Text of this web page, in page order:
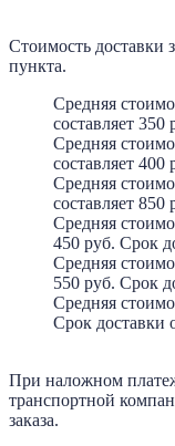
Стоимость доставки
пункта.
Средняя
составляет
Средняя
составляет
Средняя
составляет
Средняя
450 руб. Срок
Средняя
550 руб. Срок
Средняя
Срок доставки
При наложном
транспортной
заказа.